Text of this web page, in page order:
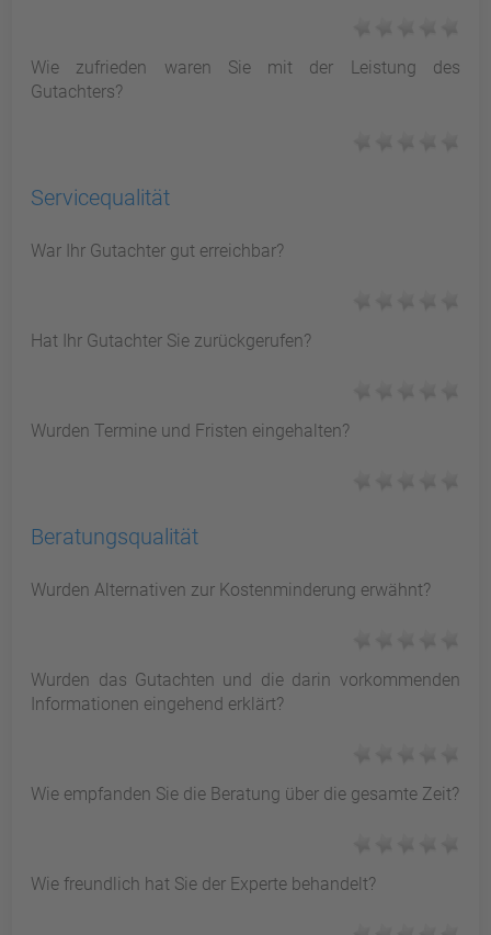
Wie zufrieden waren Sie mit der Leistung des
Gutachters?
Servicequalität
War Ihr Gutachter gut erreichbar?
Hat Ihr Gutachter Sie zurückgerufen?
Wurden Termine und Fristen eingehalten?
Beratungsqualität
Wurden Alternativen zur Kostenminderung erwähnt?
Wurden das Gutachten und die darin vorkommenden
Informationen eingehend erklärt?
Wie empfanden Sie die Beratung über die gesamte Zeit?
Wie freundlich hat Sie der Experte behandelt?